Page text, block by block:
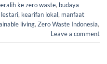
ke zero waste, budaya
lestari, kearifan lokal, manfaat
living, Zero Waste Indonesia,
Leave a comment